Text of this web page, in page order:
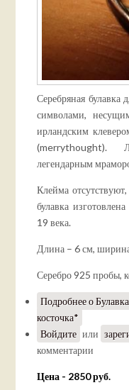
Серебряная булавка
символами,
ирландским
(merrythought).
легендарным
Клейма
булавка
19 века.
Длина – 6 см,
Серебро 925 пробы,
Подробнеео
косточка*
Войдите или
комментарии
Цена - 2850 руб.